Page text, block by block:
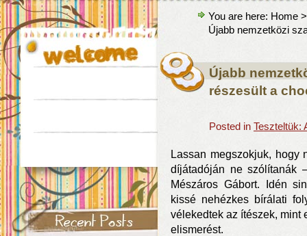
You are here: Home
Újabb nemzetközi
Újabb
részesült a
Posted in Teszteltük:
Lassan megszokjuk, hogy
díjátadóján ne szólítanák
Mészáros Gábort. Idén
kissé nehézkes bírálati
vélekedtek az ítészek, mint
elismerést.